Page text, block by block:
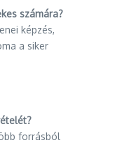
számára?
képzés,
a siker
forrásból